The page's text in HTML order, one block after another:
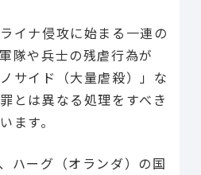
イナ侵攻に始まる一連の
隊や兵士の残虐行為が
サイド（大量虐殺）
」な
とは異なる処理をすべき
ます。
ハーグ（オランダ）の国